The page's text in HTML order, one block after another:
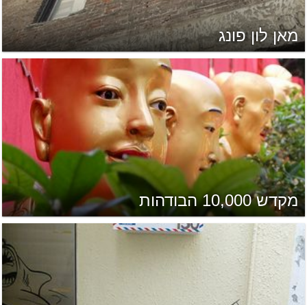
מאן לון פונג
מקדש 10,000 הבודהות